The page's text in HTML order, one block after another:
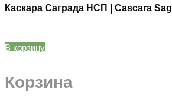
Каскара Саграда НСП | Cascara
В корзину
Корзина